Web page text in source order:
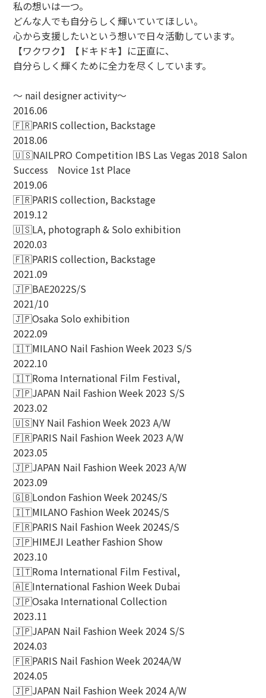
私の想いは一つ。
どんな人でも自分らしく輝いていてほしい。
心から支援したいという想いで日々活動しています。
【ワクワク】【ドキドキ】に正直に、
自分らしく輝くために全力を尽くしています。
〜 nail designer activity〜
2016.06
🇫🇷PARIS collection, Backstage
2018.06
🇺🇸NAILPRO Competition IBS Las Vegas 2018 Salon
Success Novice 1st Place
2019.06
🇫🇷PARIS collection, Backstage
2019.12
🇺🇸LA, photograph & Solo exhibition
2020.03
🇫🇷PARIS collection, Backstage
2021.09
🇯🇵BAE2022S/S
2021/10
🇯🇵Osaka Solo exhibition
2022.09
🇮🇹MILANO Nail Fashion Week 2023 S/S
2022.10
🇮🇹Roma International Film Festival,
🇯🇵JAPAN Nail Fashion Week 2023 S/S
2023.02
🇺🇸NY Nail Fashion Week 2023 A/W
🇫🇷PARIS Nail Fashion Week 2023 A/W
2023.05
🇯🇵JAPAN Nail Fashion Week 2023 A/W
2023.09
🇬🇧London Fashion Week 2024S/S
🇮🇹MILANO Fashion Week 2024S/S
🇫🇷PARIS Nail Fashion Week 2024S/S
🇯🇵HIMEJI Leather Fashion Show
2023.10
🇮🇹Roma International Film Festival,
🇦🇪International Fashion Week Dubai
🇯🇵Osaka International Collection
2023.11
🇯🇵JAPAN Nail Fashion Week 2024 S/S
2024.03
🇫🇷PARIS Nail Fashion Week 2024A/W
2024.05
🇯🇵JAPAN Nail Fashion Week 2024 A/W